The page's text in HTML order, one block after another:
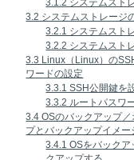
3.1.2 システムスト
3.2 システムストレージ
3.2.1 システムスト
3.2.2 システムスト
3.3 Linux（Linux）の
ワードの設定
3.3.1 SSH公開鍵を
3.3.2 ルートパスワ
3.4 OSのバックアップ
プとバックアップイメー
3.4.1 OSをバックア